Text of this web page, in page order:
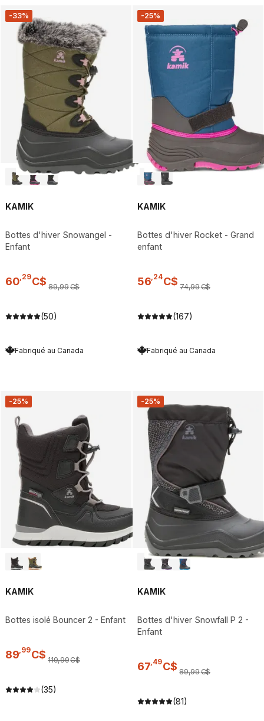
-33%
KAMIK
Bottes d'hiver Snowangel -
Enfant
60 29C$ 89,99C$
(50)
Fabriqué au Canada
-25%
KAMIK
Bottes d'hiver Rocket - Grand
enfant
56 24C$ 74,99C$
(167)
Fabriqué au Canada
-25%
KAMIK
Bottes isolé Bouncer 2 - Enfant
89 99C$ 119,99C$
(35)
-25%
KAMIK
Bottes d'hiver Snowfall P 2 -
Enfant
67 49C$ 89,99C$
(81)